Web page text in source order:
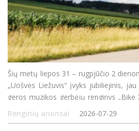
Šių metų liepos 31 – rugpjūčio 2
„Uošvės Liežuvis“ įvyks jubiliejinis,
geros muzikos gerbėjų renginys „Bike
žada trankų, pramogų bei adrenalino
Renginių anonsai 2026-07-29